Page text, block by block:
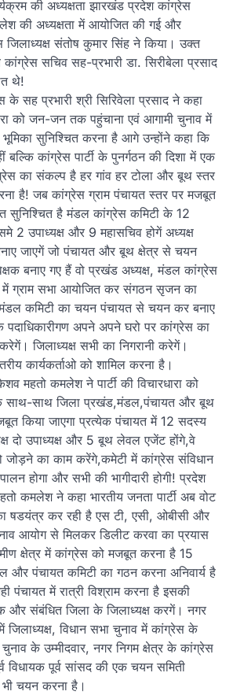
की अध्यक्षता झारखंड प्रदेश कांग्रेस
की अध्यक्षता में आयोजित की गई और
संतोष कुमार सिंह ने किया। उक्त
सचिव सह-प्रभारी डा. सिरीबेला प्रसाद
थे!
सह प्रभारी श्री सिरिवेला प्रसाद ने कहा
को जन-जन तक पहुंचाना एवं आगामी चुनाव में
भूमिका सुनिश्चित करना है आगे उन्होंने कहा कि
कांग्रेस पार्टी के पुनर्गठन की दिशा में एक
का संकल्प है हर गांव हर टोला और बूथ स्तर
है! जब कांग्रेस ग्राम पंचायत स्तर पर मजबूत
सुनिश्चित है मंडल कांग्रेस कमिटी के 12
2 उपाध्यक्ष और 9 महासचिव होगें अध्यक्ष
जाएगें जो पंचायत और बूथ क्षेत्र से चयन
बनाए गए हैं वो प्रखंड अध्यक्ष, मंडल कांग्रेस
ग्राम सभा आयोजित कर संगठन सृजन का
कमिटी का चयन पंचायत से चयन कर बनाए
अपने अपने घरो पर कांग्रेस का
जिलाध्यक्ष सभी का निगरानी करेगें।
कार्यकर्ताओ को शामिल करना है।
महतो कमलेश ने पार्टी की विचारधारा को
साथ जिला प्रखंड,मंडल,पंचायत और बूथ
किया जाएगा प्रत्येक पंचायत में 12 सदस्य
दो उपाध्यक्ष और 5 बूथ लेवल एजेंट होंगे,वे
जोड़ने का काम करेंगे,कमेटी में कांग्रेस संविधान
होगा और सभी की भागीदारी होगी! प्रदेश
कमलेश ने कहा भारतीय जनता पार्टी अब वोट
षडयंत्र कर रही है एस टी, एसी, ओबीसी और
आयोग से मिलकर डिलीट करवा का प्रयास
क्षेत्र में कांग्रेस को मजबूत करना है 15
पंचायत कमिटी का गठन करना अनिवार्य है
पंचायत में रात्री विश्राम करना है इसकी
और संबंधित जिला के जिलाध्यक्ष करगें। नगर
जिलाध्यक्ष, विधान सभा चुनाव में कांग्रेस के
के उम्मीदवार, नगर निगम क्षेत्र के कांग्रेस
विधायक पूर्व सांसद की एक चयन समिती
भी चयन करना है।